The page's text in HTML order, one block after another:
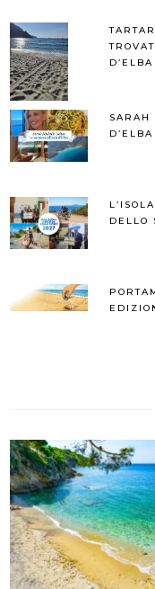
D’ELBA
SARAH
DELLO